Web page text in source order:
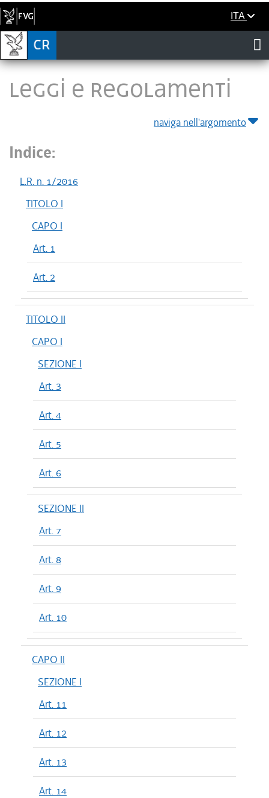
ITA
LEGGI E REGOLAMENTI
naviga nell'argomento
Indice:
L.R. n. 1/2016
TITOLO I
CAPO I
Art. 1
Art. 2
TITOLO II
CAPO I
SEZIONE I
Art. 3
Art. 4
Art. 5
Art. 6
SEZIONE II
Art. 7
Art. 8
Art. 9
Art. 10
CAPO II
SEZIONE I
Art. 11
Art. 12
Art. 13
Art. 14